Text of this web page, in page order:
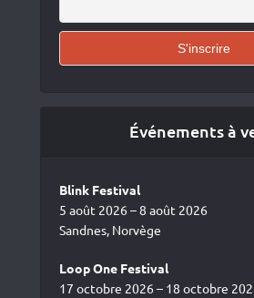
Événements à
Blink Festival
5 août 2026 – 8 août 2026
Sandnes, Norvège
Loop One Festival
17 octobre 2026 – 18 octobre